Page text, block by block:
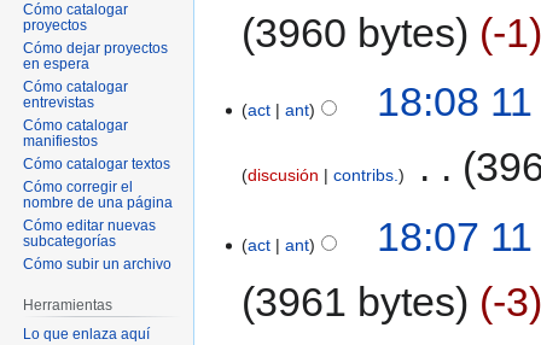
3960 bytes
-1
act ant 18:08
discusión contribs.
act ant
18:07
3961 bytes
-3
Cómo catalogar
proyectos
Cómo dejar proyectos
en espera
Cómo catalogar
entrevistas
Cómo catalogar
manifiestos
Cómo catalogar textos
Cómo corregir el
nombre de una página
Cómo editar nuevas
subcategorías
Cómo subir un archivo
Herramientas
Lo que enlaza aquí